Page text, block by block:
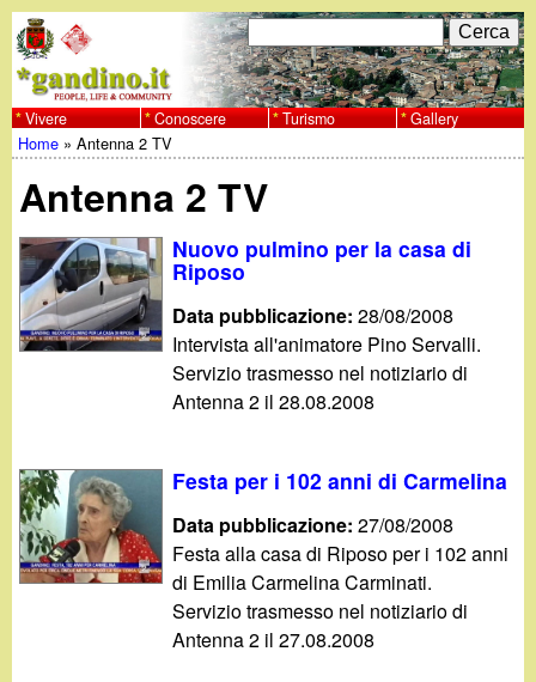
al
contenuto
principale
w
w
w
.
g
n
d
i
F
o
r
m
d
r
i
e
r
c
a
C
e
r
c
Vivere Conoscere Turismo Gallery
Tu
sei
qui
Home »Antenna 2 TV
Antenna 2 TV
Nuovo pulmino per la casa di
Riposo
Data pubblicazione:28/08/2008
Intervista all'animatore Pino Servalli.
Servizio trasmesso nel notiziario di
Antenna 2 il 28.08.2008
Festa per i 102 anni di Carmelina
Data pubblicazione:27/08/2008
Festa alla casa di Riposo per i 102 anni
di Emilia Carmelina Carminati.
Servizio trasmesso nel notiziario di
Antenna 2 il 27.08.2008